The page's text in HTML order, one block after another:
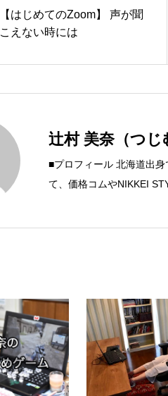
【はじめてのZoom】 声が聞
こえない時には
辻村 美奈（つじ
■プロフィール 北海道出
て、価格コムやNIKKEI